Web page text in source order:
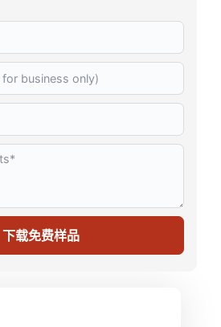
下载免费样品